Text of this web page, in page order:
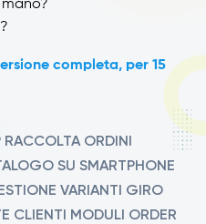
completa, per 15
RACCOLTA ORDINI
SU SMARTPHONE
VARIANTI GIRO
CLIENTI MODULI ORDER